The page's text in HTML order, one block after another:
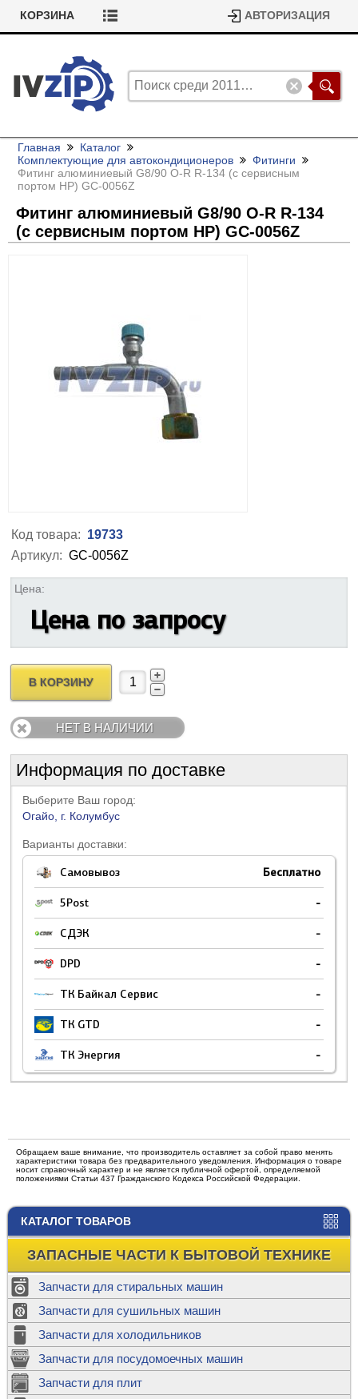
КОРЗИНА АВТОРИЗАЦИЯ
КАТАЛОГ ТОВАРОВ
ЗАПАСНЫЕ ЧАСТИ К БЫТОВОЙ ТЕХНИКЕ
Запчасти для стиральных машин
Запчасти для сушильных машин
Запчасти для холодильников
Запчасти для посудомоечных машин
Запчасти для плит
Главная
Каталог
Комплектующие для автокондиционеров
Фитинги
Фитинг алюминиевый G8/90 O-R R-134 (с сервисным
портом HP) GC-0056Z
Фитинг алюминиевый G8/90 O-R R-134
(с сервисным портом HP) GC-0056Z
Код товара: 19733
Артикул: GC-0056Z
Цена:
Цена по запросу
В КОРЗИНУ
НЕТ В НАЛИЧИИ
Информация по доставке
Выберите Ваш город:
Огайо, г. Колумбус
Варианты доставки:
Самовывоз Бесплатно
5Post -
СДЭК -
DPD -
ТК Байкал Сервис -
ТК GTD -
ТК Энергия -
Обращаем ваше внимание, что производитель оставляет за собой право менять
характеристики товара без предварительного уведомления. Информация о товаре
носит справочный характер и не является публичной офертой, определяемой
положениями Статьи 437 Гражданского Кодекса Российской Федерации.